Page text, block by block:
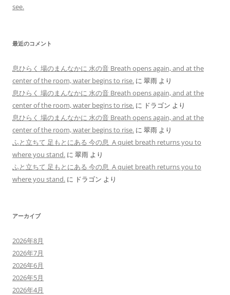
see.
最近のコメント
息ひらく 場のまんなかに 水の音 Breath opens again, and at the
center of the room, water begins to rise. に 翠雨 より
息ひらく 場のまんなかに 水の音 Breath opens again, and at the
center of the room, water begins to rise. に ドラゴン より
息ひらく 場のまんなかに 水の音 Breath opens again, and at the
center of the room, water begins to rise. に 翠雨 より
ふと立ちて 足もとにある 今の息 A quiet breath returns you to
where you stand. に 翠雨 より
ふと立ちて 足もとにある 今の息 A quiet breath returns you to
where you stand. に ドラゴン より
アーカイブ
2026年8月
2026年7月
2026年6月
2026年5月
2026年4月